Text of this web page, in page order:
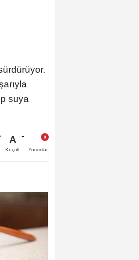
suya
A
Küçült Yorumlar